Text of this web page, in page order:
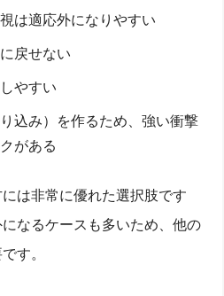
は適応外になりやすい
戻せない
やすい
込み）を作るため、強い衝撃
がある
は非常に優れた選択肢です
なるケースも多いため、他の
す。